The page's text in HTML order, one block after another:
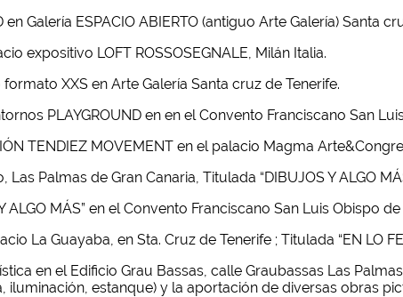
Galería ESPACIO ABIERTO (antiguo Arte Galería) Santa
expositivo LOFT ROSSOSEGNALE, Milán Italia.
XXS en Arte Galería Santa cruz de Tenerife.
PLAYGROUND en en el Convento Franciscano San
TENDIEZ MOVEMENT en el palacio Magma
Palmas de Gran Canaria, Titulada “DIBUJOS Y ALGO
MÁS” en el Convento Franciscano San Luis Obispo
La Guayaba, en Sta. Cruz de Tenerife ; Titulada “EN LO
en el Edificio Grau Bassas, calle Graubassas Las
estanque) y la aportación de diversas obras